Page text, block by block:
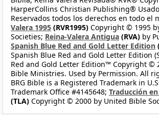
HarperCollins Christian Publishing®
Reservados todos los derechos en todo el
Valera 1995 (RVR1995) Copyright © 1995
Societies; Reina-Valera Antigua (RVA) by
Spanish Blue Red and Gold Letter Edition
Spanish Blue Red and Gold Letter Edition
Red and Gold Letter Edition™ Copyright ©
Bible Ministries. Used by Permission. All
BRG Bible is a Registered Trademark in
Trademark Office #4145648; Traducción
(TLA) Copyright © 2000 by United Bible